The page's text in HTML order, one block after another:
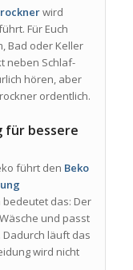
wird
Für Euch
Bad oder Keller
neben Schlaf-
hören, aber
ordentlich.
für bessere
führt den Beko
bedeutet das: Der
und passt
läuft das
wird nicht